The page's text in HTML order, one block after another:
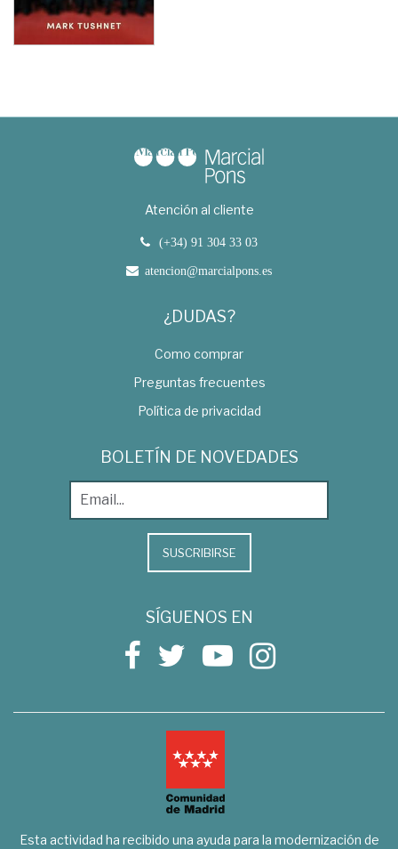
Atención al cliente
(+34) 91 304 33 03
atencion@marcialpons.es
¿DUDAS?
Como comprar
Preguntas frecuentes
Política de privacidad
BOLETÍN DE NOVEDADES
SUSCRIBIRSE
SÍGUENOS EN
Esta actividad ha recibido una ayuda para la modernización de